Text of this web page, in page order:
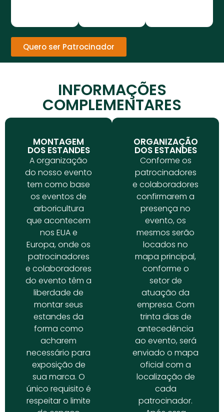
Quero ser Patrocinador
INFORMAÇÕES
COMPLEMENTARES
MONTAGEM
DOS ESTANDES
A organização
do nosso evento
tem como base
os eventos de
arboricultura
que acontecem
nos EUA e
Europa, onde os
patrocinadores
e colaboradores
do evento têm a
liberdade de
montar seus
estandes da
forma como
acharem
necessário para
exposição de
sua marca. O
único requisito é
respeitar o limite
ORGANIZAÇÃO
DOS ESTANDES
Conforme os
patrocinadores
e colaboradores
confirmarem a
presença no
evento, os
mesmos serão
locados no
mapa principal,
conforme o
setor de
atuação da
empresa. Com
trinta dias de
antecedência
ao evento, será
enviado o mapa
oficial com a
localização de
cada
patrocinador.